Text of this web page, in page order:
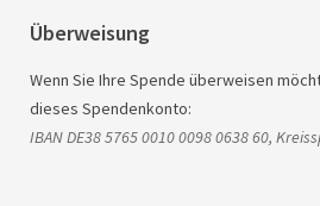
Überweisung
Wenn Sie Ihre Spende überweisen
dieses Spendenkonto:
IBANDE38 5765 0010 0098 0638 60,